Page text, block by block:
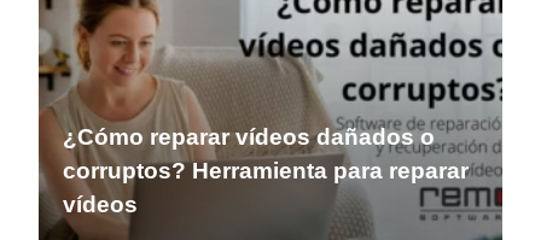
¿Cómo reparar vídeos dañados o
corruptos? Herramienta para reparar
vídeos